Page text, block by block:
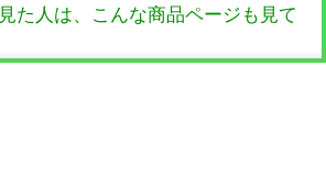
た人は、こんな商品ページも見て